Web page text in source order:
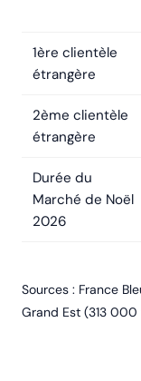
1ère clientèle
étrangère
2ème clientèle
étrangère
Durée du
Marché de Noël
2026
Sources : France
Grand Est (313